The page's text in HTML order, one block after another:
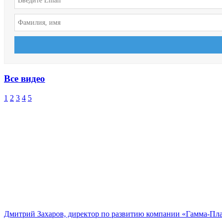
Все видео
1 2 3 4 5
Дмитрий Захаров, директор по развитию компании «Гамма-